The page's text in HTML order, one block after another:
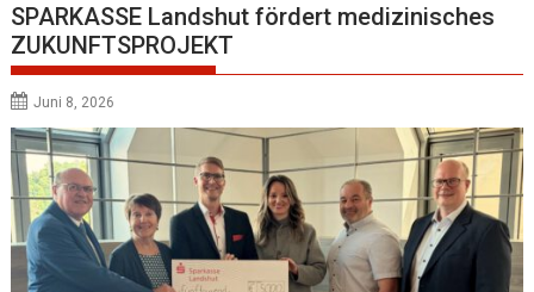
SPARKASSE Landshut fördert medizinisches
ZUKUNFTSPROJEKT
Juni 8, 2026